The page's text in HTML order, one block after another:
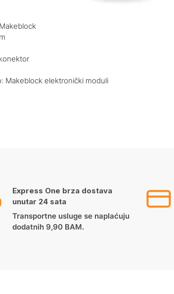
Makeblock elektronički moduli
Express One brza dostava
unutar 24 sata
Transportne usluge se naplaćuju
dodatnih 9,90 BAM.